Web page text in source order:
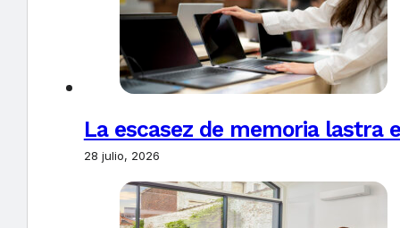
La escasez de memoria lastra
28 julio, 2026